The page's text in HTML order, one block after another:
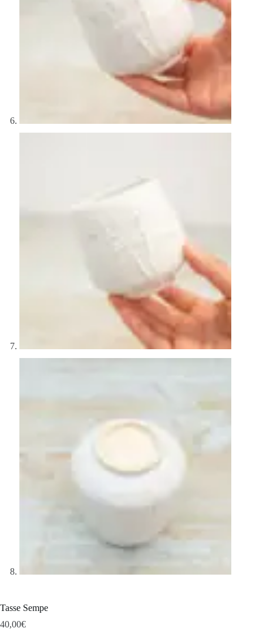
Tasse Sempe
40,00€